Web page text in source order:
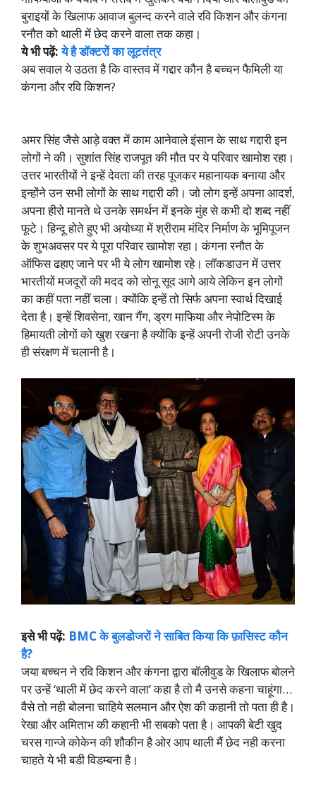
बुराइयों के खिलाफ आवाज बुलन्द करने वाले रवि किशन और कंगना
रनौत को थाली में छेद करने वाला तक कहा।
ये भी पढ़ें:ये है डॉक्टरों का लूटतंत्र
अब सवाल ये उठता है कि वास्तव में गद्दार कौन है बच्चन फैमिली या
कंगना और रवि किशन?
अमर सिंह जैसे आड़े वक्त में काम आनेवाले इंसान के साथ गद्दारी इन
लोगों ने की। सुशांत सिंह राजपूत की मौत पर ये परिवार खामोश रहा।
उत्तर भारतीयों ने इन्हें देवता की तरह पूजकर महानायक बनाया और
इन्होंने उन सभी लोगों के साथ गद्दारी की। जो लोग इन्हें अपना आदर्श,
अपना हीरो मानते थे उनके समर्थन में इनके मुंह से कभी दो शब्द नहीं
फूटे। हिन्दू होते हुए भी अयोध्या में श्रीराम मंदिर निर्माण के भूमिपूजन
के शुभअवसर पर ये पूरा परिवार खामोश रहा। कंगना रनौत के
ऑफिस ढहाए जाने पर भी ये लोग खामोश रहे। लॉकडाउन में उत्तर
भारतीयों मजदूरों की मदद को सोनू सूद आगे आये लेकिन इन लोगों
का कहीं पता नहीं चला। क्योंकि इन्हें तो सिर्फ अपना स्वार्थ दिखाई
देता है। इन्हें शिवसेना, खान गैंग, ड्रग माफिया और नेपोटिस्म के
हिमायती लोगों को खुश रखना है क्योंकि इन्हें अपनी रोजी रोटी उनके
ही संरक्षण में चलानी है।
इसे भी पढ़ें: BMC के बुलडोजरों ने साबित किया कि फ़ासिस्ट कौन
है?
जया बच्चन ने रवि किशन और कंगना द्वारा बॉलीवुड के खिलाफ बोलने
पर उन्हें ‘थाली में छेद करने वाला’ कहा है तो मै उनसे कहना चाहूंगा…
वैसे तो नही बोलना चाहिये सलमान और ऐश की कहानी तो पता ही है।
रेखा और अमिताभ की कहानी भी सबको पता है। आपकी बेटी खुद
चरस गान्जे कोकेन की शौकीन है ओर आप थाली मैं छेद नही करना
चाहते ये भी बडी विडम्बना है।